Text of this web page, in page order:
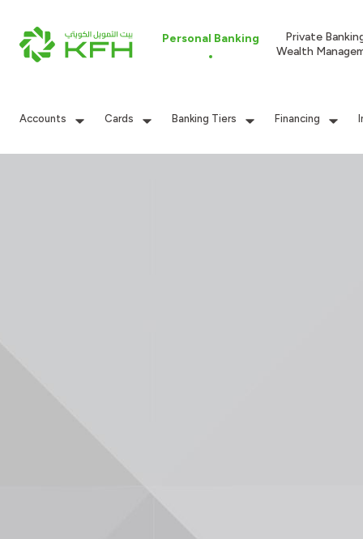
Personal Banking
Private
Wealth
Accounts Cards Banking Tiers Financing